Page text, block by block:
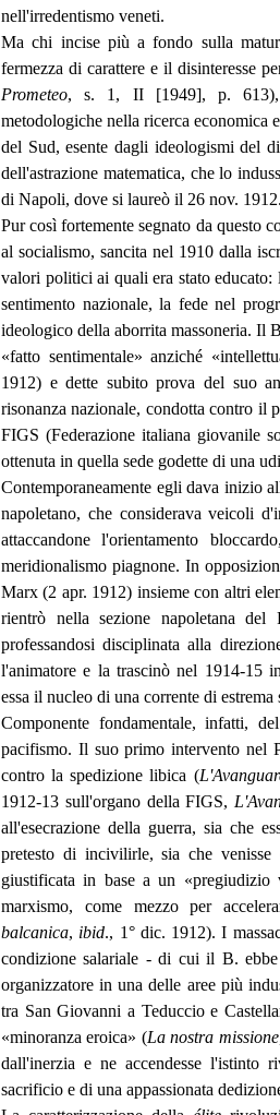
nell'irredentismo veneti.
Ma chi incise più a fondo sulla
fermezza di carattere e il disinteresse
Prometeo, s. 1, II [1949], p. 613),
metodologiche nella ricerca economica
del Sud, esente dagli ideologismi del
dell'astrazione matematica, che lo
di Napoli, dove si laureò il 26 nov. 1912.
Pur così fortemente segnato da questo
al socialismo, sancita nel 1910 dalla
valori politici ai quali era stato
sentimento nazionale, la fede nel
ideologico della aborrita massoneria. Il
«fatto sentimentale» anziché
1912) e dette subito prova del suo
risonanza nazionale, condotta contro il
FIGS (Federazione italiana giovanile
ottenuta in quella sede godette di una
Contemporaneamente egli dava inizio
napoletano, che considerava veicoli
attaccandone l'orientamento
meridionalismo piagnone. In
Marx (2 apr. 1912) insieme con altri
rientrò nella sezione napoletana
professandosi disciplinata alla
l'animatore e la trascinò nel 1914-15
essa il nucleo di una corrente di
Componente fondamentale, infatti,
pacifismo. Il suo primo intervento nel
contro la spedizione libica (
1912-13 sull'organo della FIGS,
all'esecrazione della guerra, sia che
pretesto di incivilirle, sia che venisse
giustificata in base a un
marxismo, come mezzo per
balcanica, ibid., 1° dic. 1912). I
condizione salariale - di cui il B. ebbe
organizzatore in una delle aree più
tra San Giovanni a Teduccio e
«minoranza eroica» (La nostra missione
dall'inerzia e ne accendesse l'istinto
sacrificio e di una appassionata